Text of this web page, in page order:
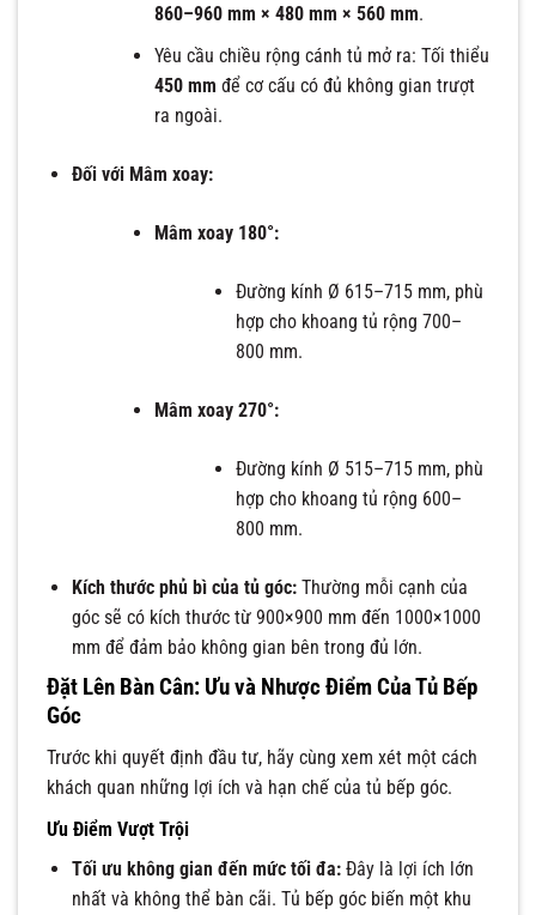
860–960 mm × 480 mm × 560 mm.
Yêu cầu chiều rộng cánh tủ mở ra: Tối thiểu
450 mm để cơ cấu có đủ không gian trượt
ra ngoài.
Đối với Mâm xoay:
Mâm xoay 180°:
Đường kính Ø 615–715 mm, phù
hợp cho khoang tủ rộng 700–
800 mm.
Mâm xoay 270°:
Đường kính Ø 515–715 mm, phù
hợp cho khoang tủ rộng 600–
800 mm.
Kích thước phủ bì của tủ góc:Thường mỗi cạnh của
góc sẽ có kích thước từ 900×900 mm đến 1000×1000
mm để đảm bảo không gian bên trong đủ lớn.
Đặt Lên Bàn Cân: Ưu và Nhược Điểm Của Tủ Bếp
Góc
Trước khi quyết định đầu tư, hãy cùng xem xét một cách
khách quan những lợi ích và hạn chế của tủ bếp góc.
Ưu Điểm Vượt Trội
Tối ưu không gian đến mức tối đa:Đây là lợi ích lớn
nhất và không thể bàn cãi. Tủ bếp góc biến một khu